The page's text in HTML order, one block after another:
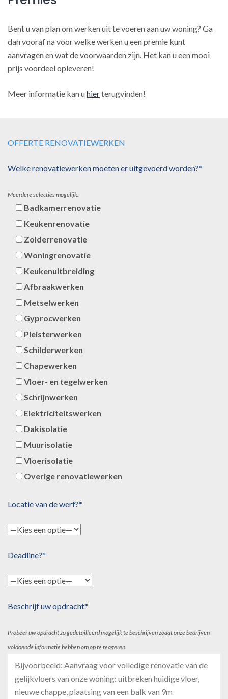
Bent u van plan om werken uit te voeren aan uw woning? Ga
dan vooraf na voor welke werken u een premie kunt
aanvragen en wat de voorwaarden zijn. Het kan u een mooi
prijs voordeel opleveren!
Meer informatie kan uhierterugvinden!
OFFERTE RENOVATIEWERKEN
Welke renovatiewerken moeten er uitgevoerd worden?*
Meerdere selecties mogelijk.
Badkamerrenovatie
Keukenrenovatie
Zolderrenovatie
Woningrenovatie
Keukenuitbreiding
Afbraakwerken
Metselwerken
Gyprocwerken
Pleisterwerken
Schilderwerken
Chapewerken
Vloer- en tegelwerken
Schrijnwerken
Elektriciteitswerken
Dakisolatie
Muurisolatie
Vloerisolatie
Overige renovatiewerken
Locatie van de werf?*
Deadline?*
Beschrijf uw opdracht*
Probeer uw opdracht zo gedetailleerd mogelijk te beschrijven zodat onze bedrijven
voldoende informatie hebben om op te reageren.